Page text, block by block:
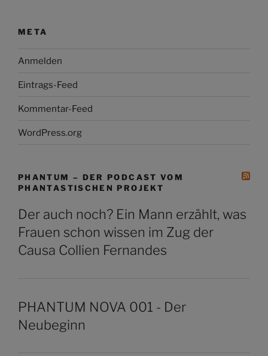
META
Anmelden
Eintrags-Feed
Kommentar-Feed
WordPress.org
PHANTUM – DER PODCAST VOM
PHANTASTISCHEN PROJEKT
Der auch noch? Ein Mann erzählt, was
Frauen schon wissen im Zug der
Causa Collien Fernandes
PHANTUM NOVA 001 - Der
Neubeginn